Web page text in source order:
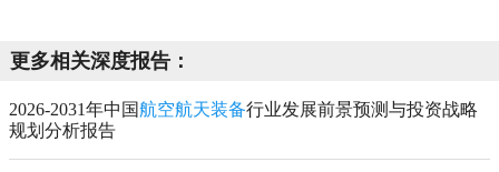
更多相关深度报告：
2026-2031年中国航空航天装备行业发展前景预测与投资战略
规划分析报告